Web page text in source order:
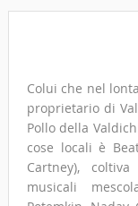
Colui che nel
proprietario di
Pollo della
cose locali è
Cartney),
musicali